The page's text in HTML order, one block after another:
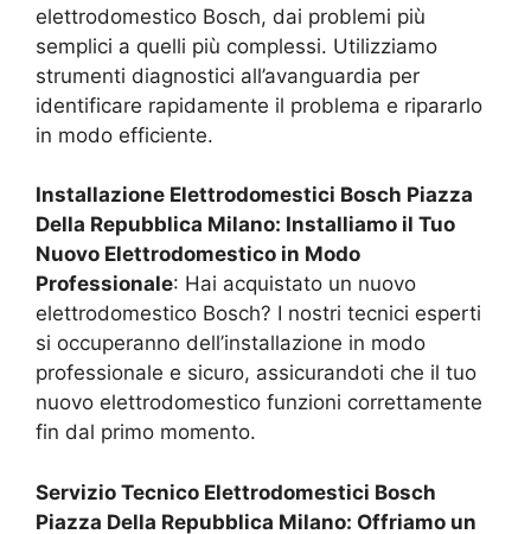
elettrodomestico Bosch, dai problemi più
semplici a quelli più complessi. Utilizziamo
strumenti diagnostici all’avanguardia per
identificare rapidamente il problema e ripararlo
in modo efficiente.
Installazione Elettrodomestici Bosch Piazza
Della Repubblica Milano: Installiamo il Tuo
Nuovo Elettrodomestico in Modo
Professionale: Hai acquistato un nuovo
elettrodomestico Bosch? I nostri tecnici esperti
si occuperanno dell’installazione in modo
professionale e sicuro, assicurandoti che il tuo
nuovo elettrodomestico funzioni correttamente
fin dal primo momento.
Servizio Tecnico Elettrodomestici Bosch
Piazza Della Repubblica Milano: Offriamo un